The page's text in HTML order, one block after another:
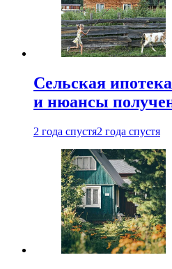
Сельская
и нюансы
2 года спустя2 года спустя